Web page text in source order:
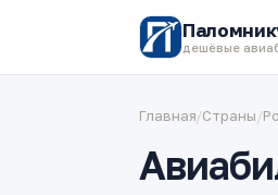
дешёвые
Главная/Страны/